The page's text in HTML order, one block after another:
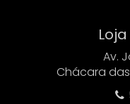
Av.
Chácara das
